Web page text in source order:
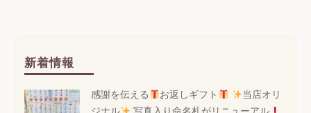
ョ
ン
新着情報
感謝を伝える お返しギフト
当店オリ